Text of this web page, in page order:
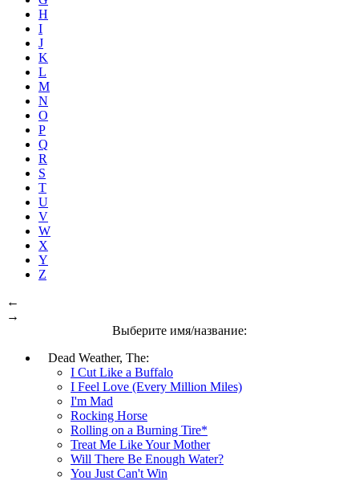
H
I
J
K
L
M
N
O
P
Q
R
S
T
U
V
W
X
Y
Z
←
→
Выберите имя/название:
Dead Weather, The:
I Cut Like a Buffalo
I Feel Love (Every Million Miles)
I'm Mad
Rocking Horse
Rolling on a Burning Tire*
Treat Me Like Your Mother
Will There Be Enough Water?
You Just Can't Win